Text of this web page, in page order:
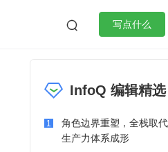
 写点什么
微服务架构 flutter
InfoQ 编辑精选
1
角色边界重塑，全栈取
生产力体系成形